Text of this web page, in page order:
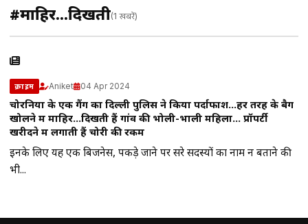
#माहिर…दिखती(1 खबरें)
क्राइम Aniket 04 Apr 2024
चोरनियों के एक गैंग का दिल्ली पुलिस ने किया पर्दाफाश…हर तरह के बैग
खोलने में माहिर…दिखती हैं गांव की भोली-भाली महिला… प्रॉपर्टी
खरीदने में लगाती हैं चोरी की रकम
इनके लिए यह एक बिजनेस, पकड़े जाने पर दूसरे सदस्यों का नाम न बताने की
भी...